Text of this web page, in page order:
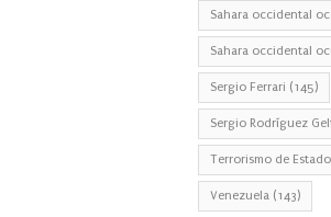
Sahara occidental
Sahara occidental
Sergio Ferrari (145)
Sergio Rodríguez
Terrorismo de Estado
Venezuela (143)